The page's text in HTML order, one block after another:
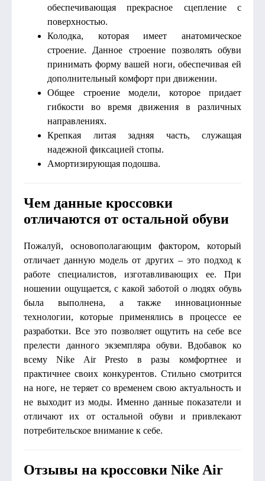
обеспечивающая прекрасное сцепление с
поверхностью.
Колодка, которая имеет анатомическое
строение. Данное строение позволять обуви
принимать форму вашей ноги, обеспечивая ей
дополнительный комфорт при движении.
Общее строение модели, которое придает
гибкости во время движения в различных
направлениях.
Крепкая литая задняя часть, служащая
надежной фиксацией стопы.
Амортизирующая подошва.
Чем данные кроссовки
отличаются от остальной обуви
Пожалуй, основополагающим фактором, который
отличает данную модель от других – это подход к
работе специалистов, изготавливающих ее. При
ношении ощущается, с какой заботой о людях обувь
была выполнена, а также инновационные
технологии, которые применялись в процессе ее
разработки. Все это позволяет ощутить на себе все
прелести данного экземпляра обуви. Вдобавок ко
всему Nike Air Presto в разы комфортнее и
практичнее своих конкурентов. Стильно смотрится
на ноге, не теряет со временем свою актуальность и
не выходит из моды. Именно данные показатели и
отличают их от остальной обуви и привлекают
потребительское внимание к себе.
Отзывы на кроссовки Nike Air